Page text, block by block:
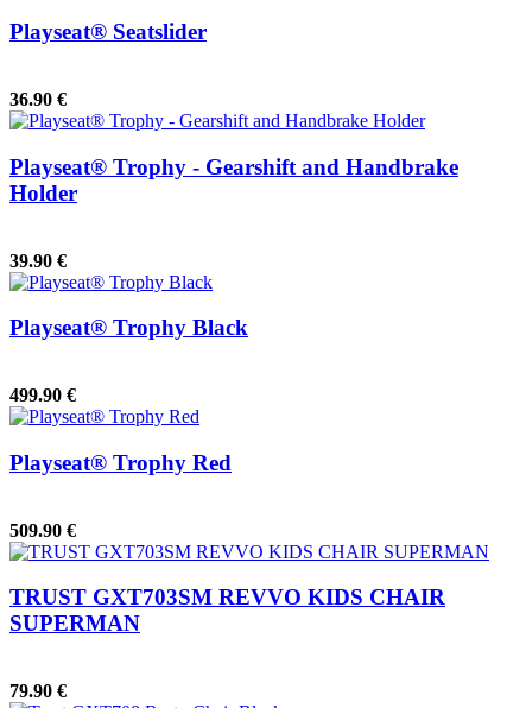
Playseat® Seatslider
36.90 €
Playseat® Trophy - Gearshift and Handbrake
Holder
39.90 €
Playseat® Trophy Black
499.90 €
Playseat® Trophy Red
509.90 €
TRUST GXT703SM REVVO KIDS CHAIR
SUPERMAN
79.90 €